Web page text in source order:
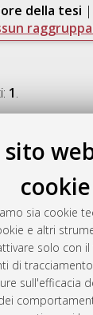
sito
cookie
sia cookie
e altri
solo con
di
sull'efficacia
della tesi |
1.
Efficacia
sistematica
Corso di
sanitaria
accesso